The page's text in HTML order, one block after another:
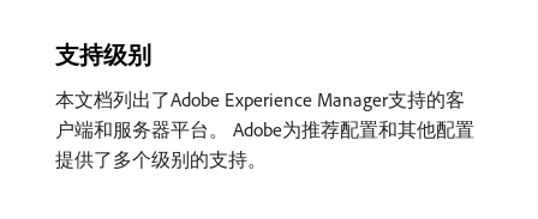
支持级别
本文档列出了Adobe Experience Manager支持的客
户端和服务器平台。 Adobe为推荐配置和其他配置
提供了多个级别的支持。